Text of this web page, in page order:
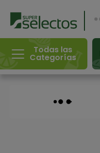
Todas las
Categorías